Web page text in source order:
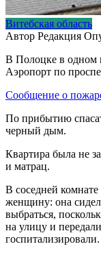
Витебская область
Автор Редакция
В Полоцке в одном
Аэропорт по
Сообщение о
По прибытию
черный дым.
Квартира была не
и матрац.
В соседней
женщину: она
выбраться,
на улицу и
госпитализировали.